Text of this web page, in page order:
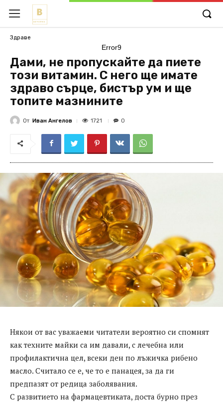
Здраве
Error9
Дами, не пропускайте да пиете
този витамин. С него ще имате
здраво сърце, бистър ум и ще
топите мазнините
От Иван Ангелов 1721 0
Някои от вас уважаеми читатели вероятно си спомнят
как техните майки са им давали, с лечебна или
профилактична цел, всеки ден по лъжичка рибено
масло. Считало се е, че то е панацея, за да ги
предпазят от редица заболявания.
С развитието на фармацевтиката, доста бурно през